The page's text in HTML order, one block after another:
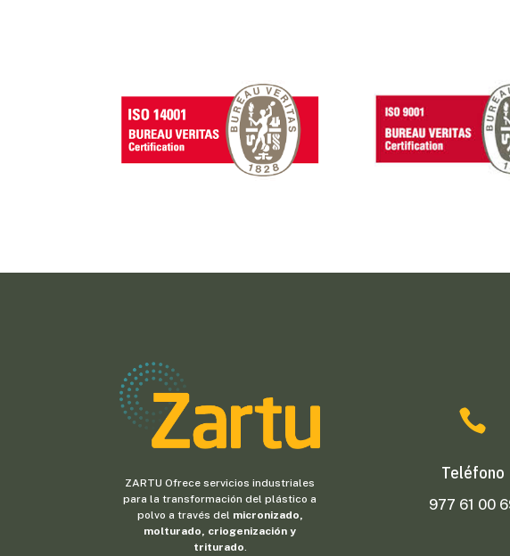
ZARTU Ofrece servicios industriales
para la transformación del plástico a
polvo a través del micronizado,
molturado, criogenización y
triturado.

Teléfono
977 61 00